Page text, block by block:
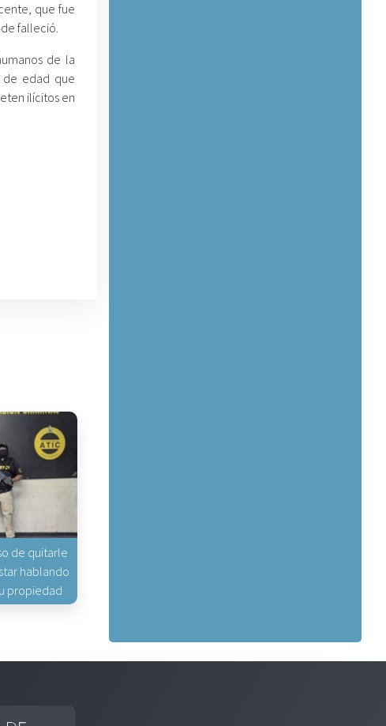
que fue
falleció.
de la
de edad que
ilícitos en
de quitarle
hablando
propiedad